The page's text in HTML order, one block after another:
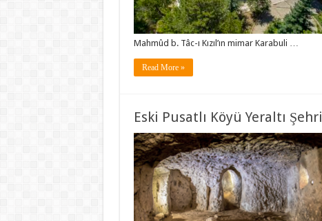
Mahmûd b. Tâc-ı Kızıl’ın mimar Karabuli …
Read More »
Eski Pusatlı Köyü Yeraltı Şehri